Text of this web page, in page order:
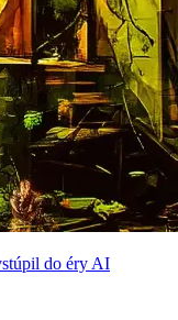
do éry AI